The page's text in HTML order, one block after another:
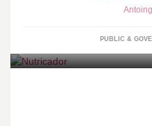
Antoing
PUBLIC &